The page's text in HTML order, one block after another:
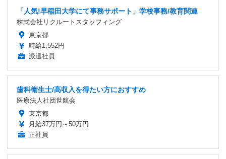
「人気!早稲田大学にて事務サポート」学校事務/教育関連
株式会社リクルートスタッフィング
東京都
時給1,552円
派遣社員
歯科衛生士/高収入を得たい方におすすめ
医療法人社団世航会
東京都
月給37万円～50万円
正社員